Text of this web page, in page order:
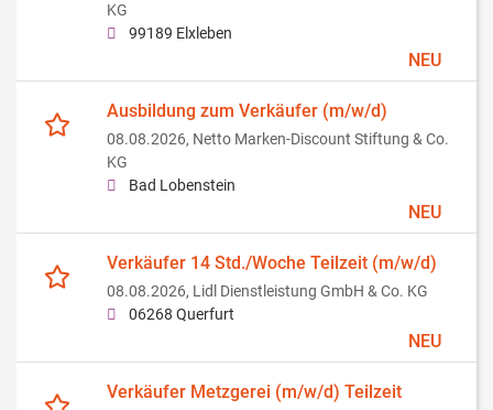
KG
99189 Elxleben
NEU
Ausbildung zum Verkäufer (m/w/d)
08.08.2026, Netto Marken-Discount Stiftung & Co.
KG
Bad Lobenstein
NEU
Verkäufer 14 Std./Woche Teilzeit (m/w/d)
08.08.2026, Lidl Dienstleistung GmbH & Co. KG
06268 Querfurt
NEU
Verkäufer Metzgerei (m/w/d) Teilzeit